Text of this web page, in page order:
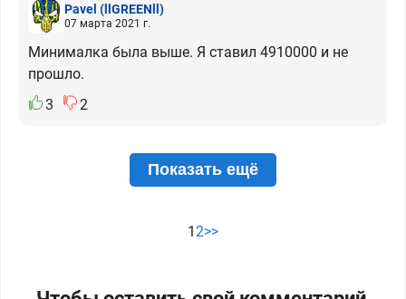
Pavel (llGREENll)
07 марта 2021 г.
Минималка была выше. Я ставил 4910000 и не
прошло.
3
2
Показать ещё
12>>